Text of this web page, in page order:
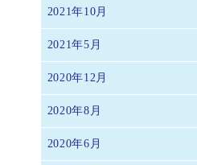
2021年10月
2021年5月
2020年12月
2020年8月
2020年6月